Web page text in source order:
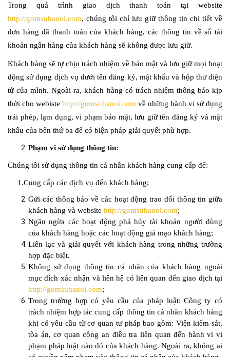
Trong quá trình giao dịch thanh toán tại website
http://gomsuhanoi.com, chúng tôi chỉ lưu giữ thông tin chi tiết về
đơn hàng đã thanh toán của khách hàng, các thông tin về số tài
khoản ngân hàng của khách hàng sẽ không được lưu giữ.
Khách hàng sẽ tự chịu trách nhiệm về bảo mật và lưu giữ mọi hoạt
động sử dụng dịch vụ dưới tên đăng ký, mật khẩu và hộp thư điện
tử của mình. Ngoài ra, khách hàng có trách nhiệm thông báo kịp
thời cho webiste http://gomsuhanoi.com về những hành vi sử dụng
trái phép, lạm dụng, vi phạm bảo mật, lưu giữ tên đăng ký và mật
khẩu của bên thứ ba để có biện pháp giải quyết phù hợp.
Phạm vi sử dụng thông tin:
Chúng tôi sử dụng thông tin cá nhân khách hàng cung cấp để:
1.Cung cấp các dịch vụ đến khách hàng;
Gửi các thông báo về các hoạt động trao đổi thông tin giữa
khách hàng và website http://gomsuhanoi.com;
Ngăn ngừa các hoạt động phá hủy tài khoản người dùng
của khách hàng hoặc các hoạt động giả mạo khách hàng;
Liên lạc và giải quyết với khách hàng trong những trường
hợp đặc biệt.
Không sử dụng thông tin cá nhân của khách hàng ngoài
mục đích xác nhận và liên hệ có liên quan đến giao dịch tại
http://gomsuhanoi.com;
Trong trường hợp có yêu cầu của pháp luật: Công ty có
trách nhiệm hợp tác cung cấp thông tin cá nhân khách hàng
khi có yêu cầu từ cơ quan tư pháp bao gồm: Viện kiểm sát,
tòa án, cơ quan công an điều tra liên quan đến hành vi vi
phạm pháp luật nào đó của khách hàng. Ngoài ra, không ai